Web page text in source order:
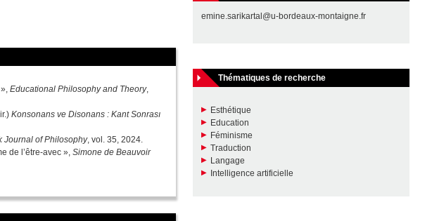
»,Educational Philosophy and Theory,
Konsonans ve Disonans : Kant Sonrası
Journal of Philosophy, vol. 35, 2024.
de l’être-avec »,Simone de Beauvoir
emine.sarikartal@u-bordeaux-montaigne.fr
Thématiques de recherche
Esthétique
Education
Féminisme
Traduction
Langage
Intelligence artificielle